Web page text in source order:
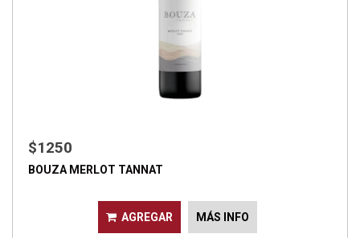
$1250
BOUZA MERLOT TANNAT
AGREGAR MÁS INFO